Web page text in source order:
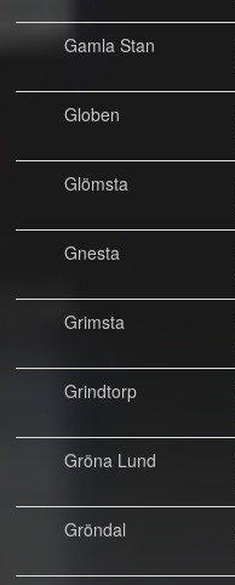
Gamla Stan
Globen
Glömsta
Gnesta
Grimsta
Grindtorp
Gröna Lund
Gröndal